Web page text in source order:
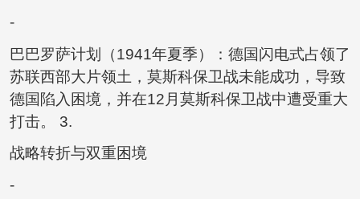
-
巴巴罗萨计划（1941年夏季）：德国闪电式占领了
苏联西部大片领土，莫斯科保卫战未能成功，导致
德国陷入困境，并在12月莫斯科保卫战中遭受重大
打击。 3.
战略转折与双重困境
-